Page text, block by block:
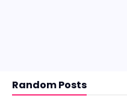
Random Posts